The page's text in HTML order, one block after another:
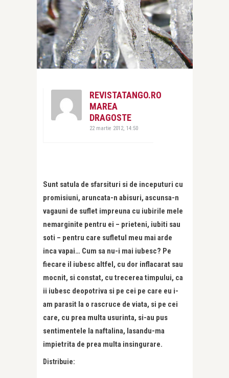
REVISTATANGO.RO
MAREA
DRAGOSTE
22 martie 2012, 14:50
Sunt satula de sfarsituri si de inceputuri cu
promisiuni, aruncata-n abisuri, ascunsa-n
vagauni de suflet impreuna cu iubirile mele
nemarginite pentru ei – prieteni, iubiti sau
soti – pentru care sufletul meu mai arde
inca vapai… Cum sa nu-i mai iubesc? Pe
fiecare il iubesc altfel, cu dor inflacarat sau
mocnit, si constat, cu trecerea timpului, ca
ii iubesc deopotriva si pe cei pe care eu i-
am parasit la o rascruce de viata, si pe cei
care, cu prea multa usurinta, si-au pus
sentimentele la naftalina, lasandu-ma
impietrita de prea multa insingurare.
Distribuie: